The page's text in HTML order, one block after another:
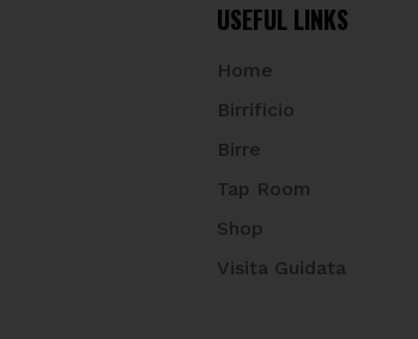
USEFUL LINKS
Home
Birrificio
Birre
Tap Room
Shop
Visita Guidata